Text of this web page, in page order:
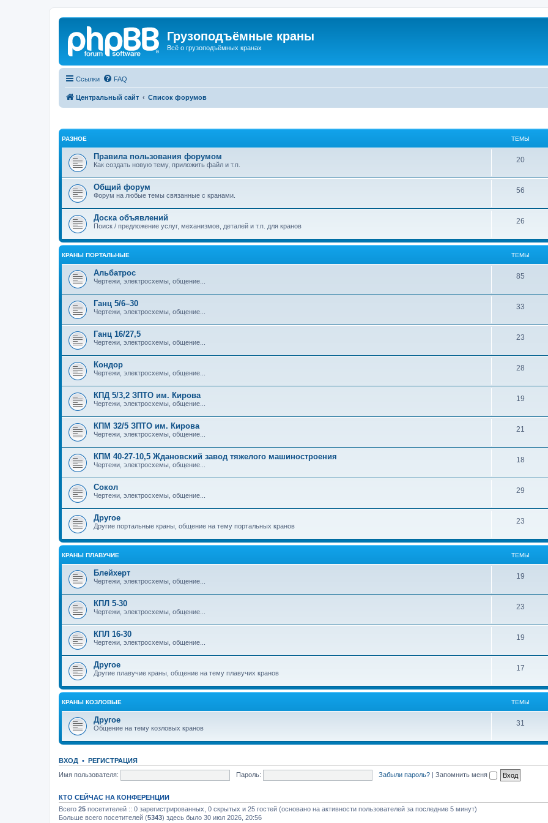
Грузоподъёмные краны
Всё о грузоподъёмных кранах
Ссылки FAQ
Центральный сайт Список форумов
РАЗНОЕ ТЕМЫ
Правила пользования форумом
Как создать новую тему, приложить файл и т.п.
20
Общий форум
Форум на любые темы связанные с кранами.
56
Доска объявлений
Поиск / предложение услуг, механизмов, деталей и т.п. для кранов
26
КРАНЫ ПОРТАЛЬНЫЕ ТЕМЫ
Альбатрос
Чертежи, электросхемы, общение...
85
Ганц 5/6–30
Чертежи, электросхемы, общение...
33
Ганц 16/27,5
Чертежи, электросхемы, общение...
23
Кондор
Чертежи, электросхемы, общение...
28
КПД 5/3,2 ЗПТО им. Кирова
Чертежи, электросхемы, общение...
19
КПМ 32/5 ЗПТО им. Кирова
Чертежи, электросхемы, общение...
21
КПМ 40-27-10,5 Ждановский завод тяжелого машиностроения
Чертежи, электросхемы, общение...
18
Сокол
Чертежи, электросхемы, общение...
29
Другое
Другие портальные краны, общение на тему портальных кранов
23
КРАНЫ ПЛАВУЧИЕ ТЕМЫ
Блейхерт
Чертежи, электросхемы, общение...
19
КПЛ 5-30
Чертежи, электросхемы, общение...
23
КПЛ 16-30
Чертежи, электросхемы, общение...
19
Другое
Другие плавучие краны, общение на тему плавучих кранов
17
КРАНЫ КОЗЛОВЫЕ ТЕМЫ
Другое
Общение на тему козловых кранов
31
ВХОД • РЕГИСТРАЦИЯ
Имя пользователя:
Пароль: Забыли пароль? | Запомнить меня
КТО СЕЙЧАС НА КОНФЕРЕНЦИИ
Всего 25 посетителей :: 0 зарегистрированных, 0 скрытых и 25 гостей (основано на активности пользователей за последние 5 минут)
Больше всего посетителей (5343) здесь было 30 июл 2026, 20:56